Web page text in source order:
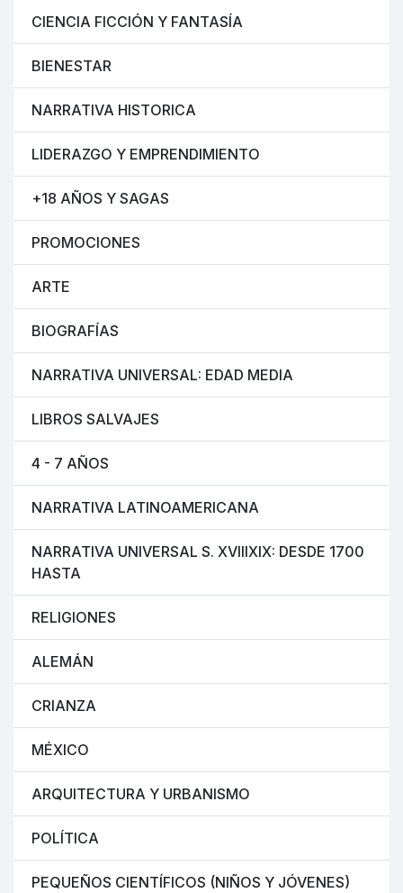
CIENCIA FICCIÓN Y FANTASÍA
BIENESTAR
NARRATIVA HISTORICA
LIDERAZGO Y EMPRENDIMIENTO
+18 AÑOS Y SAGAS
PROMOCIONES
ARTE
BIOGRAFÍAS
NARRATIVA UNIVERSAL: EDAD MEDIA
LIBROS SALVAJES
4 - 7 AÑOS
NARRATIVA LATINOAMERICANA
NARRATIVA UNIVERSAL S. XVIIIXIX: DESDE 1700
HASTA
RELIGIONES
ALEMÁN
CRIANZA
MÉXICO
ARQUITECTURA Y URBANISMO
POLÍTICA
PEQUEÑOS CIENTÍFICOS (NIÑOS Y JÓVENES)